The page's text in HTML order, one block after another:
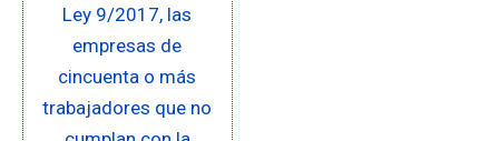
Ley 9/2017, las
empresas de
cincuenta o más
trabajadores que no